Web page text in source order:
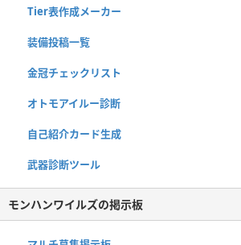
Tier表作成メーカー
装備投稿一覧
金冠チェックリスト
オトモアイルー診断
自己紹介カード生成
武器診断ツール
モンハンワイルズの掲示板